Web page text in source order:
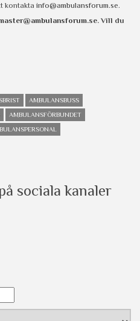
kontakta info@ambulansforum.se.
. Vill du
AMBULANSBUSS
AMBULANSFÖRBUNDET
sociala kanaler